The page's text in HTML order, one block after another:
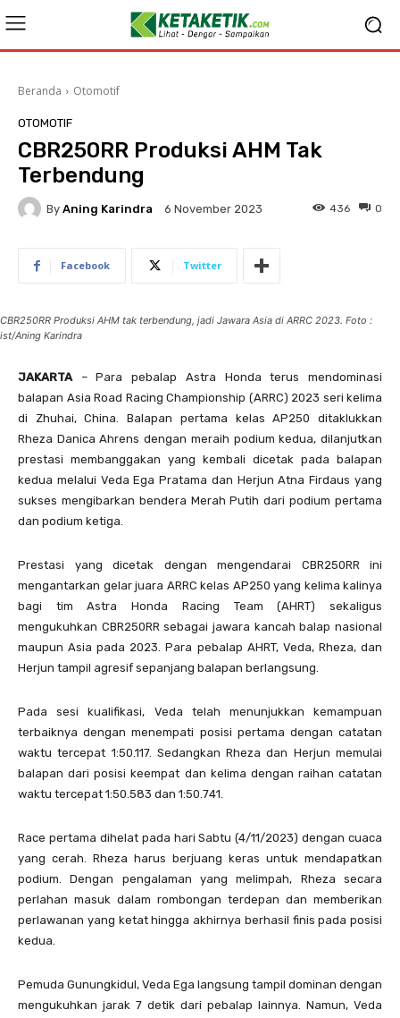
Beranda Otomotif
OTOMOTIF
CBR250RR Produksi AHM Tak
Terbendung
By Aning Karindra 6 November 2023 0
436
Facebook Twitter
CBR250RR Produksi AHM tak terbendung, jadi Jawara Asia di ARRC 2023. Foto :
ist/Aning Karindra
JAKARTA – Para pebalap Astra Honda terus mendominasi
balapan Asia Road Racing Championship (ARRC) 2023 seri kelima
di Zhuhai, China. Balapan pertama kelas AP250 ditaklukkan
Rheza Danica Ahrens dengan meraih podium kedua, dilanjutkan
prestasi membanggakan yang kembali dicetak pada balapan
kedua melalui Veda Ega Pratama dan Herjun Atna Firdaus yang
sukses mengibarkan bendera Merah Putih dari podium pertama
dan podium ketiga.
Prestasi yang dicetak dengan mengendarai CBR250RR ini
mengantarkan gelar juara ARRC kelas AP250 yang kelima kalinya
bagi tim Astra Honda Racing Team (AHRT) sekaligus
mengukuhkan CBR250RR sebagai jawara kancah balap nasional
maupun Asia pada 2023. Para pebalap AHRT, Veda, Rheza, dan
Herjun tampil agresif sepanjang balapan berlangsung.
Pada sesi kualifikasi, Veda telah menunjukkan kemampuan
terbaiknya dengan menempati posisi pertama dengan catatan
waktu tercepat 1:50.117. Sedangkan Rheza dan Herjun memulai
balapan dari posisi keempat dan kelima dengan raihan catatan
waktu tercepat 1:50.583 dan 1:50.741.
Race pertama dihelat pada hari Sabtu (4/11/2023) dengan cuaca
yang cerah. Rheza harus berjuang keras untuk mendapatkan
podium. Dengan pengalaman yang melimpah, Rheza secara
perlahan masuk dalam rombongan terdepan dan memberikan
perlawanan yang ketat hingga akhirnya berhasil finis pada posisi
kedua.
Pemuda Gunungkidul, Veda Ega langsung tampil dominan dengan
mengukuhkan jarak 7 detik dari pebalap lainnya. Namun, Veda